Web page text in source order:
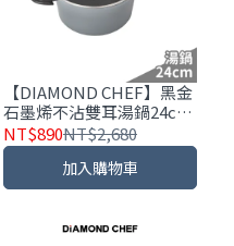
【DIAMOND CHEF】黑金
石墨烯不沾雙耳湯鍋24cm
｜含蓋｜IH爐可用
NT$890NT$2,680
加入購物車